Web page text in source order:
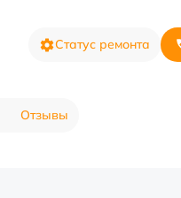
Статус ремонта
Отзывы